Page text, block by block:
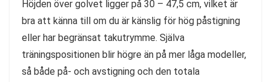
Höjden över golvet ligger på 30 – 47,5 cm, vilket är
bra att känna till om du är känslig för hög påstigning
eller har begränsat takutrymme. Själva
träningspositionen blir högre än på mer låga modeller,
så både på- och avstigning och den totala